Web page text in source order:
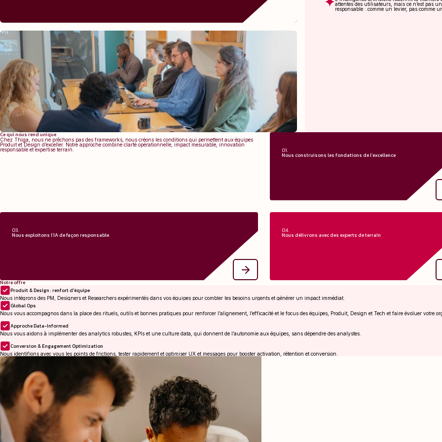
attentes des utilisateurs, mais ce n’est pas
responsable : comme un levier, pas comme
Ce qui nous rend unique
Chez Thiga, nous ne prêchons pas des frameworks, nous créons les conditions qui permettent aux équipes
Produit et Design d’exceller. Notre approche combine clarté opérationnelle, impact mesurable, innovation
responsable et expertise terrain.
01.
Nous construisons les fondations de l’excellence
Nous construisons les fondations de
Nous concevons des pratiques, outils et systèmes
qui lèvent les frictions, alignent les équipes et donnent aux PM
Designers la clarté nécessaire pour délivrer à grande
03.
Nous exploitons l’IA de façon responsable
Nous exploitons l’IA de façon responsable
Nous aidons les équipes à utiliser l’IA comme accélérateur créatif et opérationnel, tout en
restant ancrées dans les fondamentaux et à l’écart des effets de mode.
04.
Nous délivrons avec des experts de terrainNous délivrons avec des experts de
Nos consultants s’intègrent à vos équipes, s’adaptent à
contexte et délivrent dès le premier jour, forts d’une
concrète sur des produits menés à grande
Notre offre
Produit & Design : renfort d'équipe
Nous intégrons des PM, Designers et Researchers expérimentés dans vos équipes pour combler les besoins urgents et générer un impact immédiat.
Global Ops
Nous vous accompagnos dans la place des rituels, outils et bonnes pratiques pour renforcer l’alignement, l’efficacité et le focus des équipes, Produit, Design et Tech et faire évoluer votre
Approche Data-Informed
Nous vous aidons à implémenter des analytics robustes, KPIs et une culture data, qui donnent de l’autonomie aux équipes, sans dépendre des analystes.
Conversion & Engagement Optimization
Nous identifions avec vous les points de frictions, tester rapidement et optimiser UX et messages pour booster activation, rétention et conversion.